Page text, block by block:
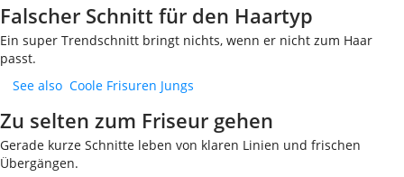
Falscher Schnitt für den Haartyp
Ein super Trendschnitt bringt nichts, wenn er nicht zum Haar
passt.
See also Coole Frisuren Jungs
Zu selten zum Friseur gehen
Gerade kurze Schnitte leben von klaren Linien und frischen
Übergängen.